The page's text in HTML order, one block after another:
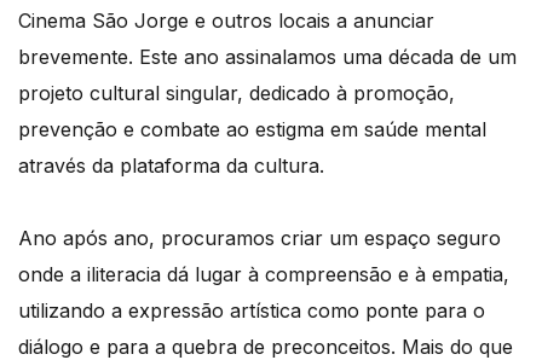
Cinema São Jorge e outros locais a anunciar
brevemente. Este ano assinalamos uma década de um
projeto cultural singular, dedicado à promoção,
prevenção e combate ao estigma em saúde mental
através da plataforma da cultura.
Ano após ano, procuramos criar um espaço seguro
onde a iliteracia dá lugar à compreensão e à empatia,
utilizando a expressão artística como ponte para o
diálogo e para a quebra de preconceitos. Mais do que